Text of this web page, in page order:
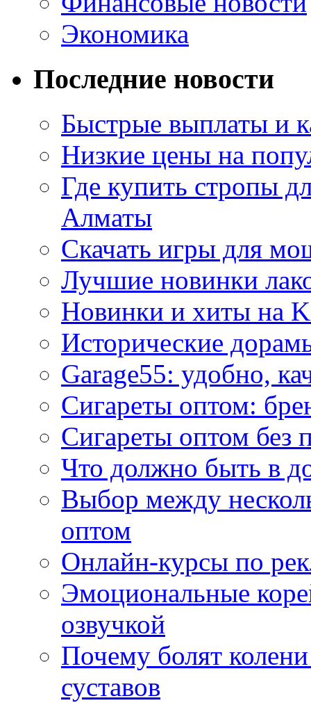
Экономика
Последние новости
Быстрые выплаты и
Низкие цены на
Где купить стропы
Алматы
Скачать игры для
Лучшие новинки
Новинки и хиты на
Исторические
Garage55: удобно,
Сигареты оптом:
Сигареты оптом без
Что должно быть в
Выбор между
оптом
Онлайн-курсы по
Эмоциональные
озвучкой
Почему болят
суставов